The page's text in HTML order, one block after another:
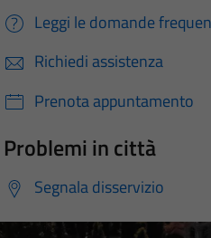
Leggi le domande
Richiedi assistenza
Prenota appuntamento
Problemi in città
Segnala disservizio